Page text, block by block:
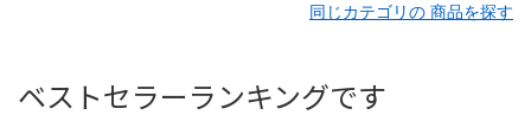
同じカテゴリの 商品を探す
ベストセラーランキングです